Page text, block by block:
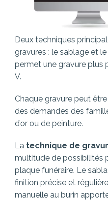
Deux techniques
gravures : le sablage et
permet une gravure plus
V.
Chaque gravure peut
des demandes des
d’or ou de peinture.
La technique de
multitude de possibilités
plaque funéraire. Le
finition précise et
manuelle au burin